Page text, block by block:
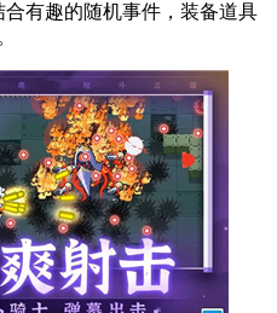
有趣的随机事件，装备道具